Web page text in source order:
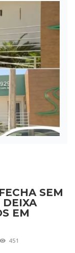
SEM
DEIXA
EM
451